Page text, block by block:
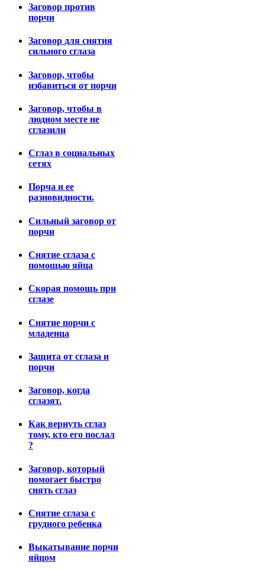
Заговор против
порчи
Заговор для снятия
сильного сглаза
Заговор, чтобы
избавиться от порчи
Заговор, чтобы в
людном месте не
сглазили
Сглаз в социальных
сетях
Порча и ее
разновидности.
Сильный заговор от
порчи
Снятие сглаза с
помощью яйца
Скорая помощь при
сглазе
Снятие порчи с
младенца
Защита от сглаза и
порчи
Заговор, когда
сглазят.
Как вернуть сглаз
тому, кто его послал
?
Заговор, который
помогает быстро
снять сглаз
Снятие сглаза с
грудного ребенка
Выкатывание порчи
яйцом